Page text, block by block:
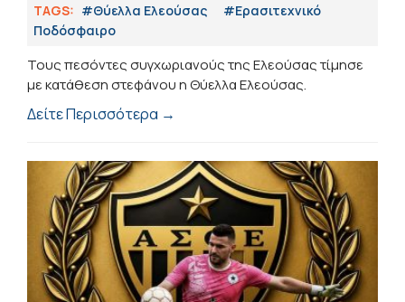
TAGS: #Θύελλα Ελεούσας
#Eρασιτεχνικό
Ποδόσφαιρο
Τους πεσόντες συγχωριανούς της Ελεούσας τίμησε
με κατάθεση στεφάνου η Θύελλα Ελεούσας.
Δείτε Περισσότερα →